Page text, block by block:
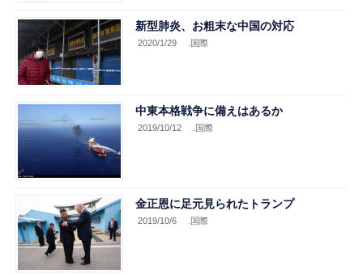
新型肺炎、お粗末な中国の対応
2020/1/29 .国際
中東本格戦争に備えはあるか
2019/10/12 .国際
金正恩に足元見られたトランプ
2019/10/6 .国際